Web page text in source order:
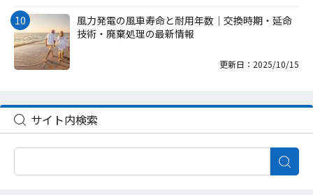
風力発電の風車寿命と耐用年数｜交換時期・延命
技術・廃棄処理の最新情報
更新日：2025/10/15
サイト内検索